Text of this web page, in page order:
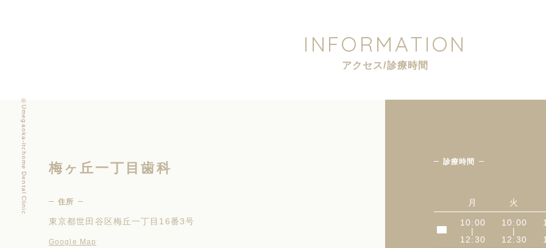
©Umegaoka-itchome Dental Clinic
I N FO RMATION
アクセス/診療時間
梅ヶ丘一丁目歯科
住所
東京都世田谷区梅丘一丁目16番3号
Google Map
診療時間
月 火
10:00
|
12:30
10:00
|
12:30